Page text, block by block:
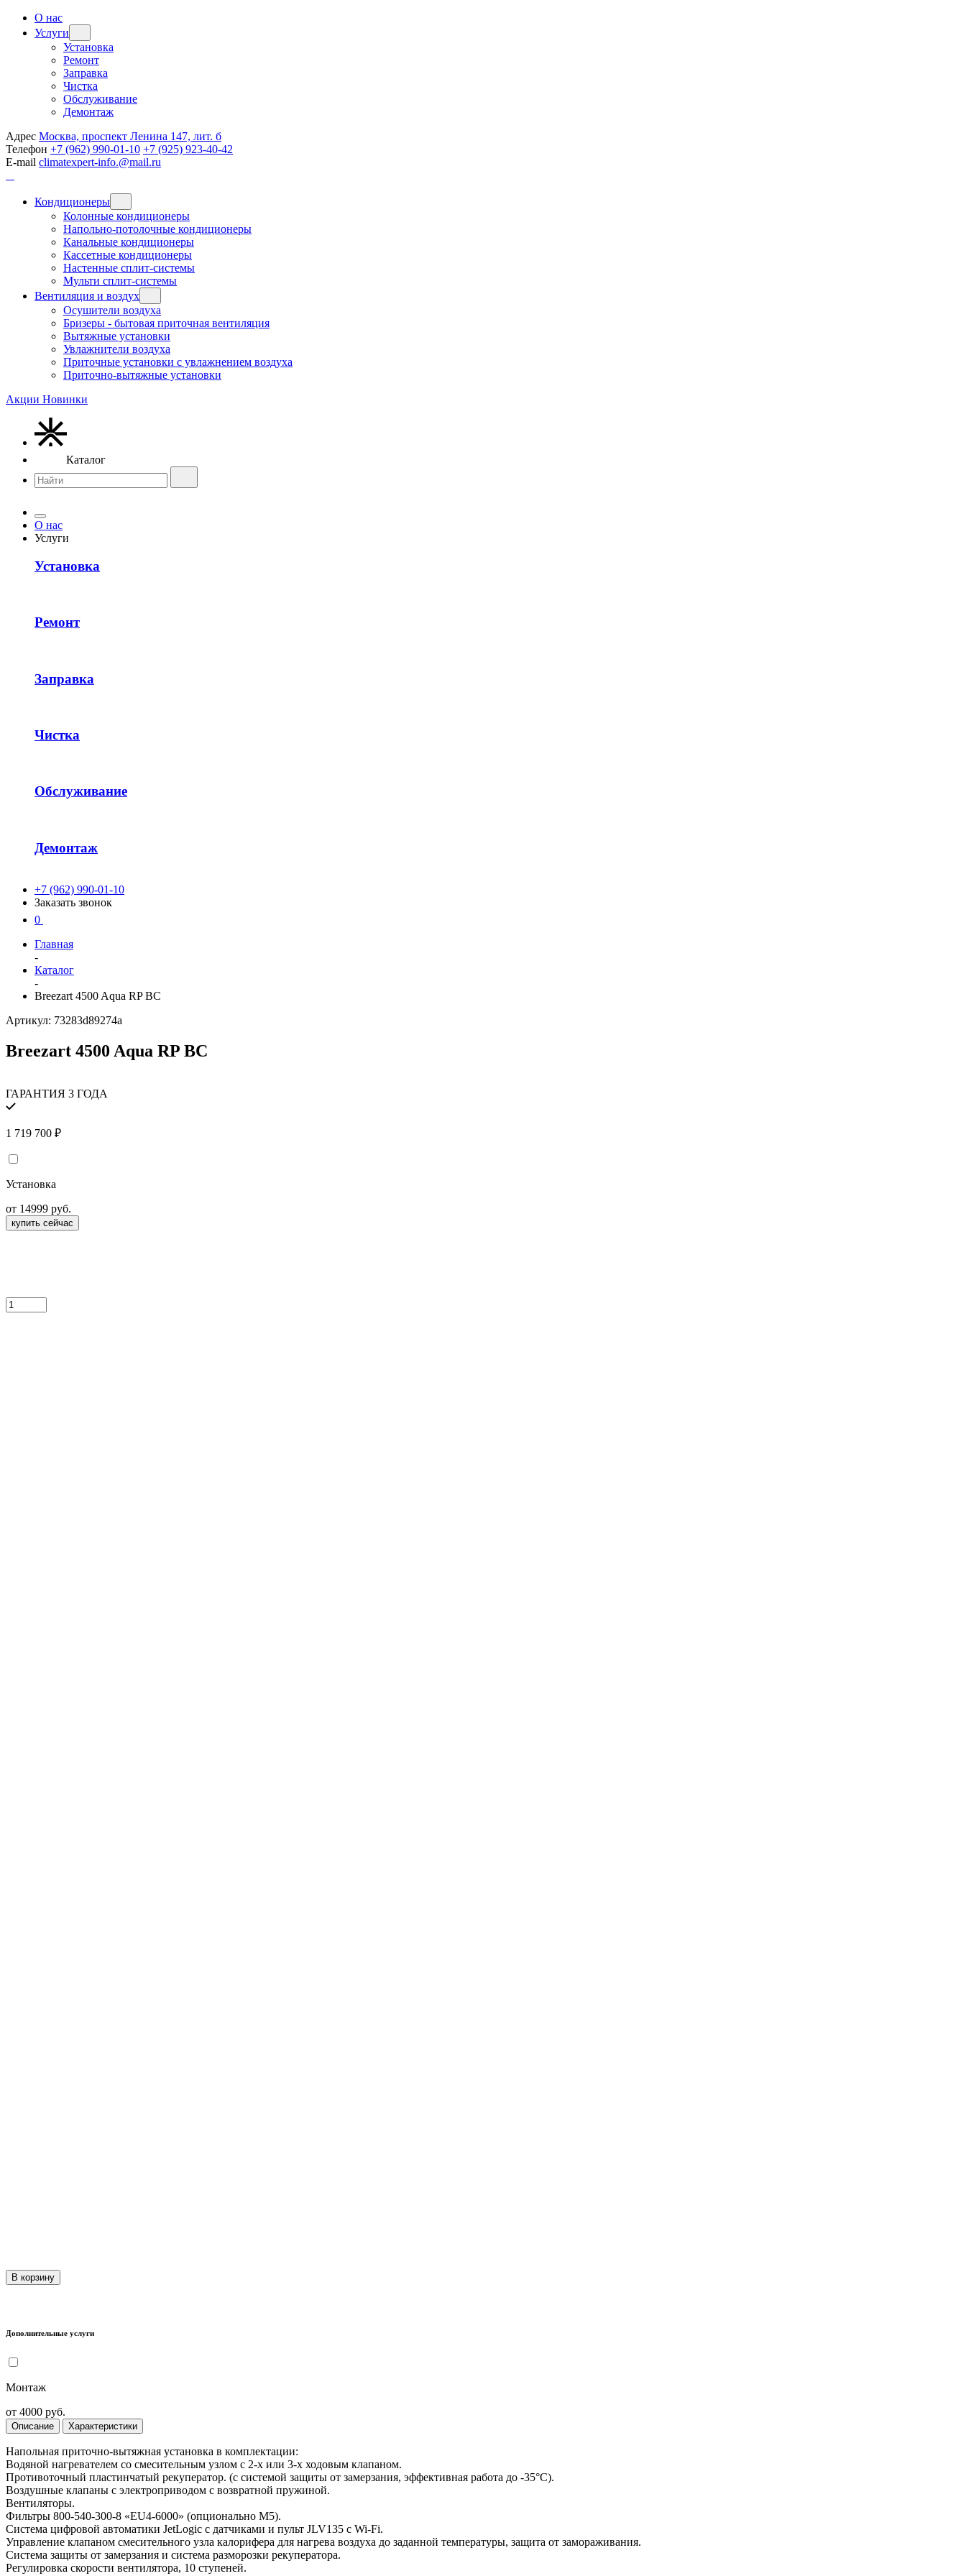
О нас
Услуги
Установка
Ремонт
Заправка
Чистка
Обслуживание
Демонтаж
Адрес Москва, проспект Ленина 147, лит. б
Телефон +7 (962) 990-01-10 +7 (925) 923-40-42
E-mail climatexpert-info.@mail.ru
Кондиционеры
Колонные кондиционеры
Напольно-потолочные кондиционеры
Канальные кондиционеры
Кассетные кондиционеры
Настенные сплит-системы
Мульти сплит-системы
Вентиляция и воздух
Осушители воздуха
Бризеры - бытовая приточная вентиляция
Вытяжные установки
Увлажнители воздуха
Приточные установки с увлажнением воздуха
Приточно-вытяжные установки
Акции Новинки
Каталог
О нас
Услуги
Установка
Ремонт
Заправка
Чистка
Обслуживание
Демонтаж
+7 (962) 990-01-10
Заказать звонок
0
Главная
-
Каталог
-
Breezart 4500 Aqua RP BC
Артикул: 73283d89274a
Breezart 4500 Aqua RP BC
ГАРАНТИЯ 3 ГОДА
1 719 700 ₽
Установка
от 14999 руб.
купить сейчас
В корзину
Дополнительные услуги
Монтаж
от 4000 руб.
Описание Характеристики
Напольная приточно-вытяжная установка в комплектации:
Водяной нагревателем со смесительным узлом с 2-х или 3-х ходовым клапаном.
Противоточный пластинчатый рекуператор. (с системой защиты от замерзания, эффективная работа до -35°С).
Воздушные клапаны с электроприводом с возвратной пружиной.
Вентиляторы.
Фильтры 800-540-300-8 «EU4-6000» (опционально M5).
Система цифровой автоматики JetLogic с датчиками и пульт JLV135 c Wi-Fi.
Управление клапаном смесительного узла калорифера для нагрева воздуха до заданной температуры, защита от замораживания.
Система защиты от замерзания и система разморозки рекуператора.
Регулировка скорости вентилятора, 10 ступеней.